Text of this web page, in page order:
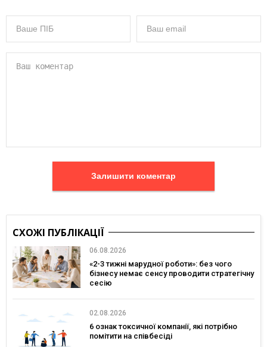
Залишити коментар
СХОЖІ ПУБЛІКАЦІЇ
06.08.2026
«2-3 тижні марудної роботи»: без чого
бізнесу немає сенсу проводити стратегічну
сесію
02.08.2026
6 ознак токсичної компанії, які потрібно
помітити на співбесіді